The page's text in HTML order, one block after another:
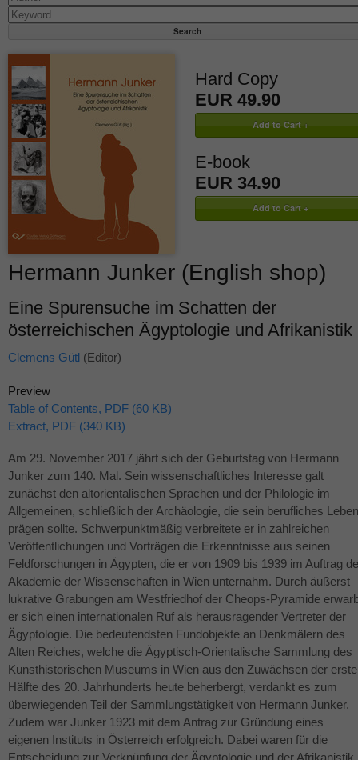
Hard Copy
EUR 49.90
E-book
EUR 34.90
Hermann Junker (English shop)
Eine Spurensuche im Schatten der
österreichischen Ägyptologie und Afrikanistik
Clemens Gütl (Editor)
Preview
Table of Contents, PDF (60 KB)
Extract, PDF (340 KB)
Am 29. November 2017 jährt sich der Geburtstag von Hermann
Junker zum 140. Mal. Sein wissenschaftliches Interesse galt
zunächst den altorientalischen Sprachen und der Philologie im
Allgemeinen, schließlich der Archäologie, die sein berufliches Leben
prägen sollte. Schwerpunktmäßig verbreitete er in zahlreichen
Veröffentlichungen und Vorträgen die Erkenntnisse aus seinen
Feldforschungen in Ägypten, die er von 1909 bis 1939 im Auftrag
Akademie der Wissenschaften in Wien unternahm. Durch äußerst
lukrative Grabungen am Westfriedhof der Cheops-Pyramide
er sich einen internationalen Ruf als herausragender Vertreter der
Ägyptologie. Die bedeutendsten Fundobjekte an Denkmälern des
Alten Reiches, welche die Ägyptisch-Orientalische Sammlung des
Kunsthistorischen Museums in Wien aus den Zuwächsen der
Hälfte des 20. Jahrhunderts heute beherbergt, verdankt es zum
überwiegenden Teil der Sammlungstätigkeit von Hermann Junker.
Zudem war Junker 1923 mit dem Antrag zur Gründung eines
eigenen Instituts in Österreich erfolgreich. Dabei waren für die